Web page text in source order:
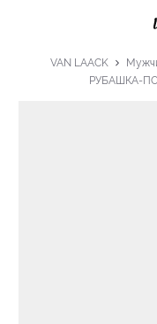
VAN LAACK
РУБАШКА-